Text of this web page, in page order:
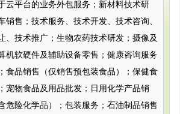
云平台的业务外包服务；新材料技术研
销售；技术服务、技术开发、技术咨询、
、技术推广；生物农药技术研发；摄像及
机软硬件及辅助设备零售；健康咨询服务
食品销售（仅销售预包装食品）；保健食
宠物食品及用品批发；日用化学产品销
危险化学品）；包装服务；石油制品销售